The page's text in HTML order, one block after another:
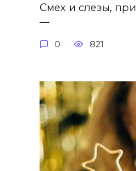
Смех и слезы,
—
0 821